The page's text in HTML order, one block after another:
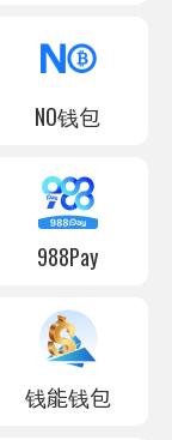
NO钱包
988Pay
钱能钱包